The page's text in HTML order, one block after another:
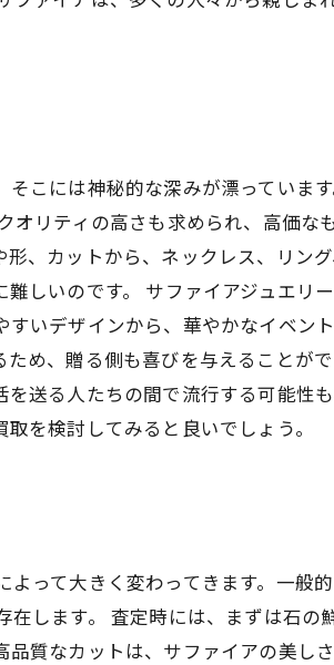
こには神秘的な深みが漂っていま
リティの高さも求められ、高価な
、カットから、ネックレス、リン
しいのです。 サファイアジュエリ
いデザインから、華やかなイベン
め、贈る側も喜びを与えることが
送る人たちの間で流行する可能性
を検討してみると良いでしょう。
って大きく変わってきます。一般
します。 査定時には、まずは石の
質なカットは、サファイアの美し